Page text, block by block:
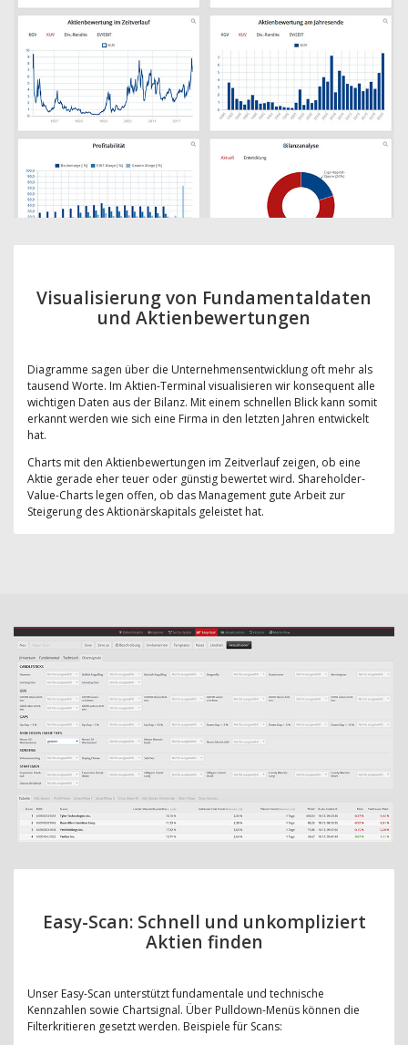
Visualisierung von Fundamentaldaten
und Aktienbewertungen
Diagramme sagen über die Unternehmensentwicklung oft mehr als
tausend Worte. Im Aktien-Terminal visualisieren wir konsequent alle
wichtigen Daten aus der Bilanz. Mit einem schnellen Blick kann somit
erkannt werden wie sich eine Firma in den letzten Jahren entwickelt
hat.
Charts mit den Aktienbewertungen im Zeitverlauf zeigen, ob eine
Aktie gerade eher teuer oder günstig bewertet wird. Shareholder-
Value-Charts legen offen, ob das Management gute Arbeit zur
Steigerung des Aktionärskapitals geleistet hat.
Easy-Scan: Schnell und unkompliziert
Aktien finden
Unser Easy-Scan unterstützt fundamentale und technische
Kennzahlen sowie Chartsignal. Über Pulldown-Menüs können die
Filterkritieren gesetzt werden. Beispiele für Scans: